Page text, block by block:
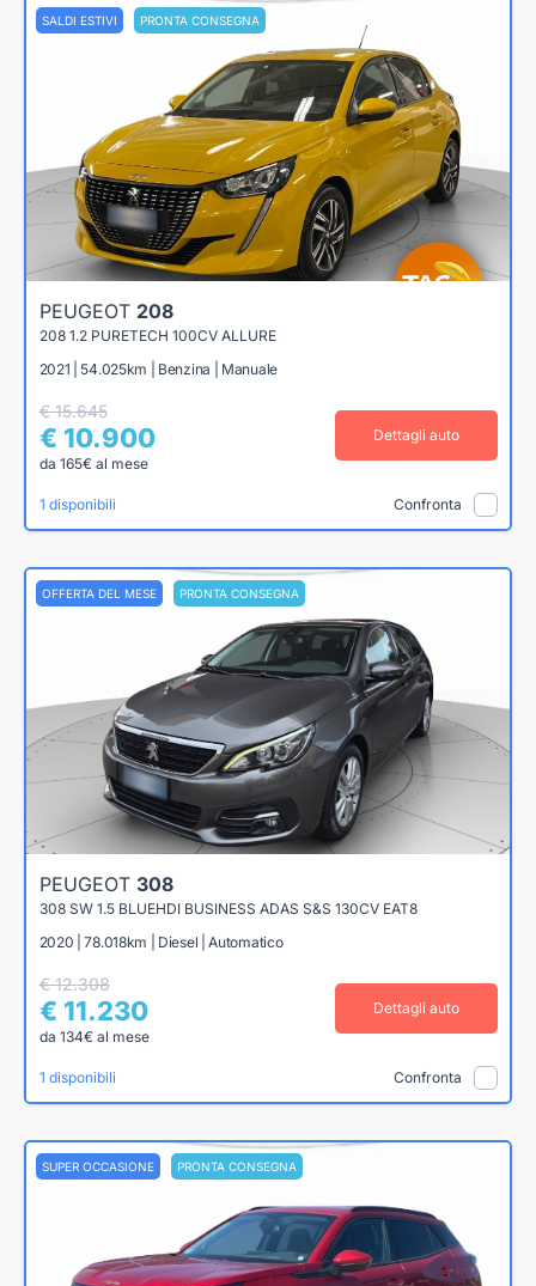
SALDI ESTIVI PRONTA CONSEGNA
PEUGEOT 208
208 1.2 PURETECH 100CV ALLURE
2021 | 54.025km | Benzina | Manuale
€ 15.645
€ 10.900
da 165€ al mese
Dettagli auto
1 disponibili Confronta
OFFERTA DEL MESE PRONTA CONSEGNA
PEUGEOT 308
308 SW 1.5 BLUEHDI BUSINESS ADAS S&S 130CV EAT8
2020 | 78.018km | Diesel | Automatico
€ 12.308
€ 11.230
da 134€ al mese
Dettagli auto
1 disponibili Confronta
SUPER OCCASIONE PRONTA CONSEGNA